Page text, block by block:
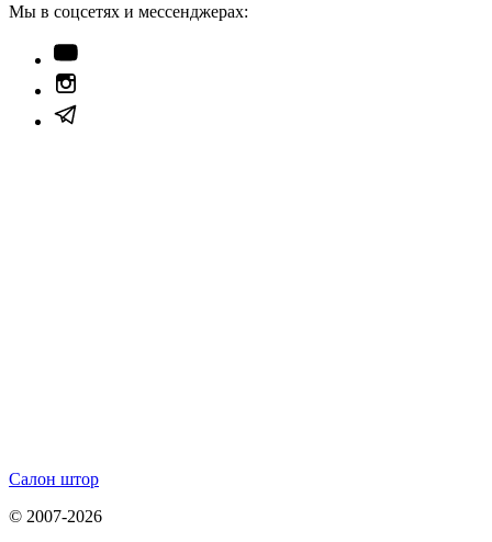
Мы в соцсетях и мессенджерах:
Салон штор
© 2007-2026